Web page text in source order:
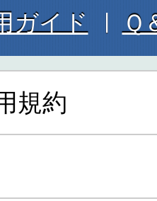
ガイド Ｑ
規約